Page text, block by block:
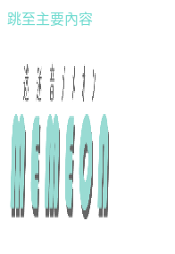
跳至主要內容